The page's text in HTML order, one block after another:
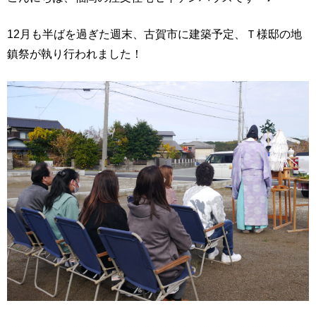
12月も半ばを過ぎた週末、古賀市に建築予定、Ｔ様邸の地
鎮祭が執り行われました！